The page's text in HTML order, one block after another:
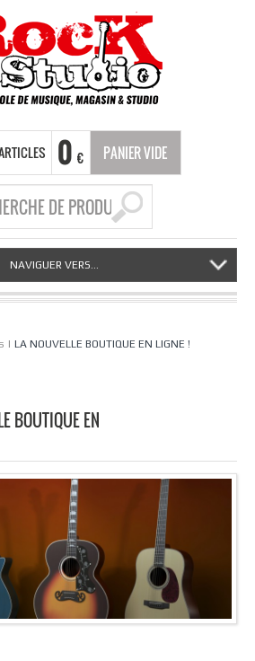
0 € PANIER VIDE
NAVIGUER VERS...
| LA NOUVELLE BOUTIQUE EN LIGNE !
BOUTIQUE EN